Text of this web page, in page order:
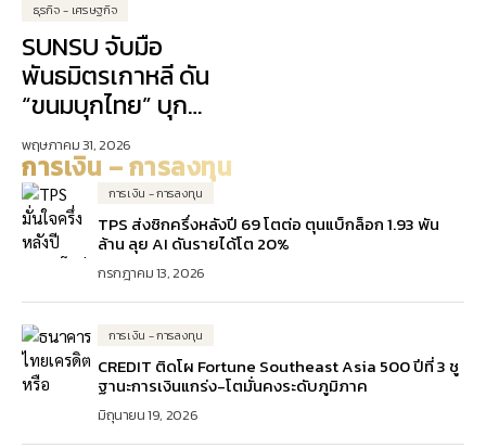
ธุรกิจ - เศรษฐกิจ
SUNSU จับมือ
พันธมิตรเกาหลี ดัน
“ขนมบุกไทย” บุก
ตลาดเอเชีย
พฤษภาคม 31, 2026
การเงิน – การลงทุน
การเงิน - การลงทุน
TPS ส่งซิกครึ่งหลังปี 69 โตต่อ ตุนแบ็กล็อก 1.93 พัน
ล้าน ลุย AI ดันรายได้โต 20%
กรกฎาคม 13, 2026
การเงิน - การลงทุน
CREDIT ติดโผ Fortune Southeast Asia 500 ปีที่ 3 ชู
ฐานะการเงินแกร่ง-โตมั่นคงระดับภูมิภาค
มิถุนายน 19, 2026